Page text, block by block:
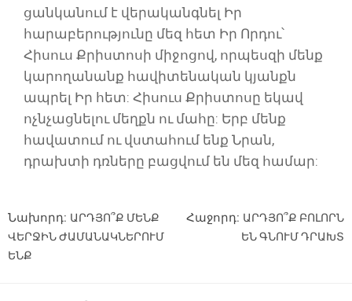
ցանկանում է վերականգնել Իր
հարաբերությունը մեզ հետ Իր Որդու՝
Հիսուս Քրիստոսի միջոցով, որպեսզի մենք
կարողանանք հավիտենական կյանքն
ապրել Իր հետ: Հիսուս Քրիստոսը եկավ
ոչնչացնելու մեղքն ու մահը: Երբ մենք
հավատում ու վստահում ենք Նրան,
դրախտի դռները բացվում են մեզ համար:
Գրառումների նավարկումը
Նախորդ: ԱՐԴՅՈ՞Ք ՄԵՆՔ
ՎԵՐՋԻՆ ԺԱՄԱՆԱԿՆԵՐՈՒՄ
ԵՆՔ
Հաջորդ: ԱՐԴՅՈ՞Ք ԲՈԼՈՐՆ
ԵՆ ԳՆՈՒՄ ԴՐԱԽՏ